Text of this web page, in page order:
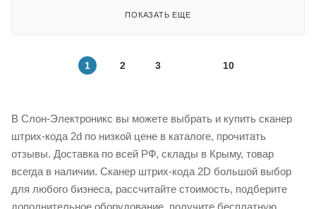
ПОКАЗАТЬ ЕЩЕ
1 2 3 10
В Слон-Электроникс вы можете выбрать и купить сканер
штрих-кода 2d по низкой цене в каталоге, прочитать
отзывы. Доставка по всей РФ, склады в Крыму, товар
всегда в наличии. Сканер штрих-кода 2D большой выбор
для любого бизнеса, рассчитайте стоимость, подберите
дополнительное оборудование, получите бесплатную